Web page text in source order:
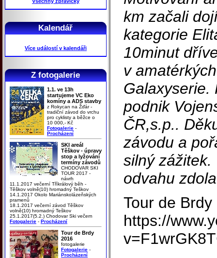
Kalendář
Více událostí v kalendáři
Z fotogalerie
1.1. ve 13h
startujeme VC Eko
komíny a ADS stavby
z Rokycan na Žďár -
tradiční závod do vrchu
pro cyklisty a běžce o
10 000,- Kč
Fotogalerie -
Procházení
SKI areál
Těškov - úpravy
stop a lyžování
termíny závodů
CHODOVAR SKI
TOUR 2017 -
návrh
11.1.2017 večerní Tříkrálový běh -
Těškov volně(10) hromadný Teškov
14.1.2017 Okolo Mariánskolázeňských
pramenů
18.1.2017 večerní závod Těškov
volně(10) hromadný Teškov
25.1.2017(5.2.) Chodovar Ski večern
Fotogalerie - Procházení
Tour de Brdy
2016
fotogalerie
Fotogalerie -
Procházení
km začali
kategorie
10minut
v
Galaxyserie.
podnik
ČR,s.p..
závodu a
silný
odvahu
Tour de
https://